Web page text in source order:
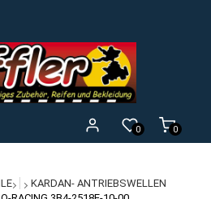
0
0
KARDAN- ANTRIEBSWELLEN